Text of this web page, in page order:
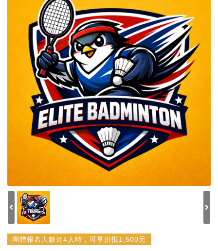
團體報名人數達4人時，可享折抵1,500元